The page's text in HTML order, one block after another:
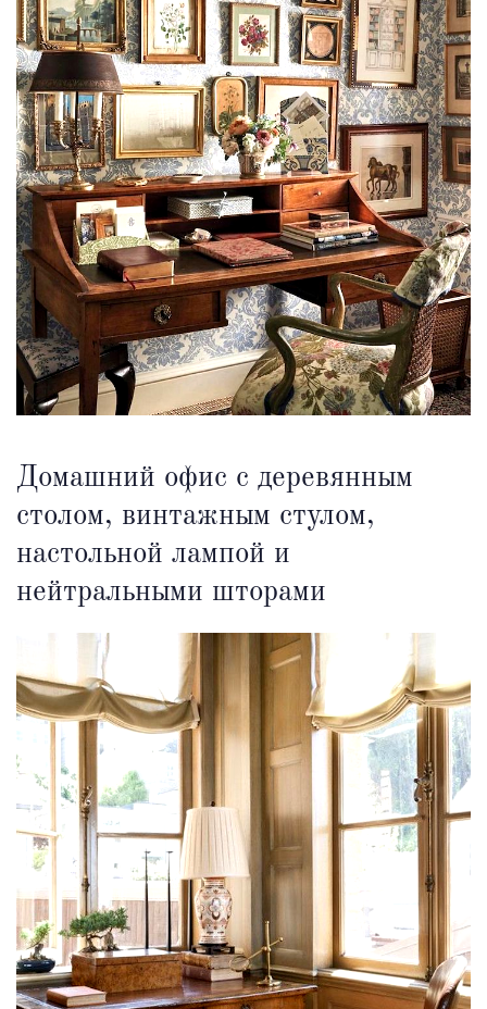
Домашний офис с деревянным
столом, винтажным стулом,
настольной лампой и
нейтральными шторами